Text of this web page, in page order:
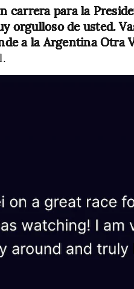
carrera para la
orgulloso de usted.
a la Argentina Otra